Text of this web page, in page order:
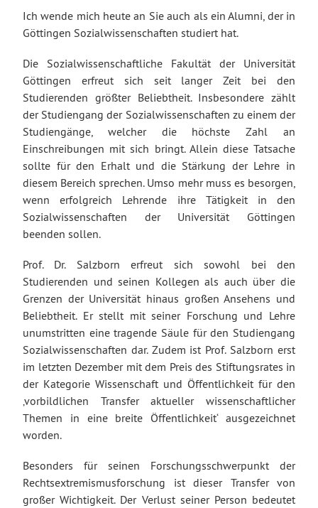
Ich wende mich heute an Sie auch als ein Alumni, der in
Göttingen Sozialwissenschaften studiert hat.
Die Sozialwissenschaftliche Fakultät der Universität
Göttingen erfreut sich seit langer Zeit bei den
Studierenden größter Beliebtheit. Insbesondere zählt
der Studiengang der Sozialwissenschaften zu einem der
Studiengänge, welcher die höchste Zahl an
Einschreibungen mit sich bringt. Allein diese Tatsache
sollte für den Erhalt und die Stärkung der Lehre in
diesem Bereich sprechen. Umso mehr muss es besorgen,
wenn erfolgreich Lehrende ihre Tätigkeit in den
Sozialwissenschaften der Universität Göttingen
beenden sollen.
Prof. Dr. Salzborn erfreut sich sowohl bei den
Studierenden und seinen Kollegen als auch über die
Grenzen der Universität hinaus großen Ansehens und
Beliebtheit. Er stellt mit seiner Forschung und Lehre
unumstritten eine tragende Säule für den Studiengang
Sozialwissenschaften dar. Zudem ist Prof. Salzborn erst
im letzten Dezember mit dem Preis des Stiftungsrates in
der Kategorie Wissenschaft und Öffentlichkeit für den
‚vorbildlichen Transfer aktueller wissenschaftlicher
Themen in eine breite Öffentlichkeit‘ ausgezeichnet
worden.
Besonders für seinen Forschungsschwerpunkt der
Rechtsextremismusforschung ist dieser Transfer von
großer Wichtigkeit. Der Verlust seiner Person bedeutet